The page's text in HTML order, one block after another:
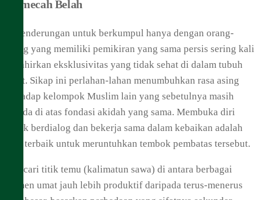
Memecah Belah
Kecenderungan untuk berkumpul hanya dengan orang-
orang yang memiliki pemikiran yang sama persis sering kali
melahirkan eksklusivitas yang tidak sehat di dalam tubuh
umat. Sikap ini perlahan-lahan menumbuhkan rasa asing
terhadap kelompok Muslim lain yang sebetulnya masih
berada di atas fondasi akidah yang sama. Membuka diri
untuk berdialog dan bekerja sama dalam kebaikan adalah
cara terbaik untuk meruntuhkan tembok pembatas tersebut.
Mencari titik temu (kalimatun sawa) di antara berbagai
elemen umat jauh lebih produktif daripada terus-menerus